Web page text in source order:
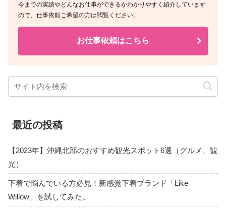
今までの実績やどんなお仕事ができるかわかりやすく紹介しています
ので、仕事依頼ご希望の方は閲覧ください。
お仕事依頼はこちら
最近の投稿
【2023年】沖縄北部のおすすめ観光スポット6選（グルメ、観
光）
下着で悩んでいる方必見！新感覚下着ブランド「Like
Willow」を試してみた。